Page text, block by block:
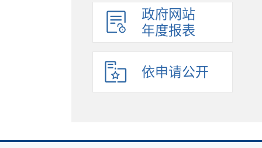
政府网站
年度报表
依申请公开